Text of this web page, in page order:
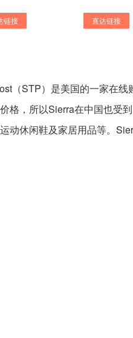
链接 直达链接
（STP）是美国的一家在
格，所以Sierra在中国也受
动休闲鞋及家居用品等。